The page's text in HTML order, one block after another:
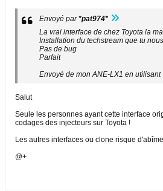
Envoyé par*pat974*
La vrai interface de chez Toyota la
Installation du techstream que tu
Pas de bug
Parfait
Envoyé de mon ANE-LX1 en utilisant
Salut
Seule les personnes ayant cette interface
codages des injecteurs sur Toyota !
Les autres interfaces ou clone risque
@+